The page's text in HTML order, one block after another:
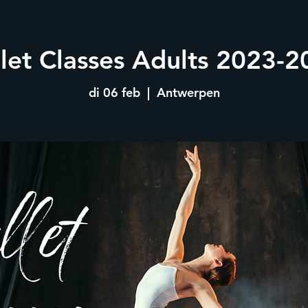
Classes Adults 2023-
di 06 feb
  |
Antwerpen